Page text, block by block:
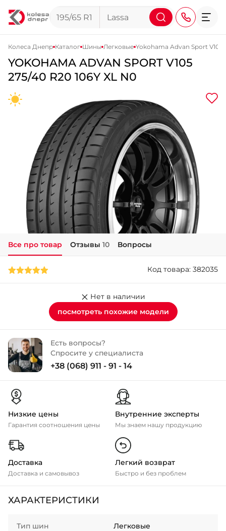
+38 (068) 911-911-4
+38 (067) 113-44-44
+38 (095) 276-44-44
+38 (067) 911-14-14
- на Щепкина
+38 (098) 911-911-0
- на Тополе
+38 (098) 911-911-4
- на Калиновой
+38 (077) 7-184-184
- Донецкое шоссе
+38 (050)-911-911-2
+38 (099)-643-33-77
+38 (068)-923-74-19
- Калиновая
Колеса Днепр Каталог Шины Легковые Yokohama Advan Sport V105
YOKOHAMA ADVAN SPORT V105
275/40 R20 106Y XL N0
Все про товар Отзывы 10 Вопросы
Код товара: 382035
Нет в наличии
посмотреть похожие модели
Есть вопросы?
Спросите у специалиста
+38 (068) 911 - 91 - 14
Низкие цены
Гарантия соотношения цены
Внутренние эксперты
Мы знаем нашу продукцию
Доставка
Доставка и самовывоз
Легкий возврат
Быстро и без проблем
ХАРАКТЕРИСТИКИ
Тип шин Легковые